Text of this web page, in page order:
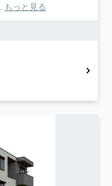
もっと見る